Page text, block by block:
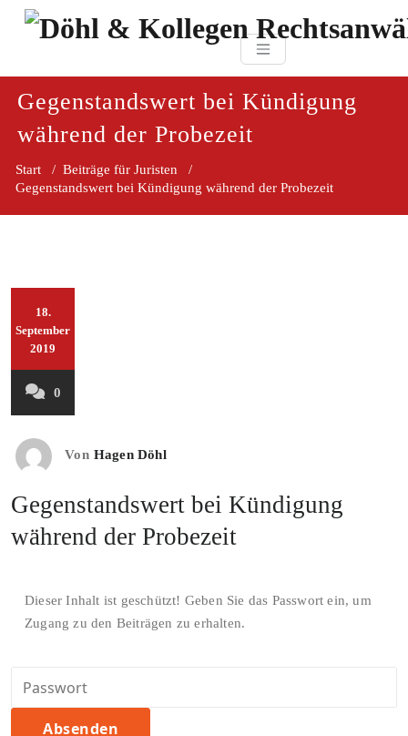
Zum
Döhl & Kollegen
Gegenstandswert bei Kündigung
während der Probezeit
Start / Beiträge für Juristen /
Gegenstandswert bei Kündigung während der Probezeit
18.
September
2019
0
Von Hagen Döhl
Gegenstandswert bei Kündigung
während der Probezeit
Dieser Inhalt ist geschützt! Geben Sie das Passwort ein, um
Zugang zu den Beiträgen zu erhalten.